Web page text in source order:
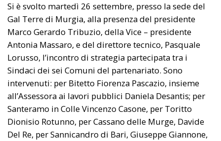
Si è svolto martedì 26 settembre, presso la sede del
Gal Terre di Murgia, alla presenza del presidente
Marco Gerardo Tribuzio, della Vice – presidente
Antonia Massaro, e del direttore tecnico, Pasquale
Lorusso, l’incontro di strategia partecipata tra i
Sindaci dei sei Comuni del partenariato. Sono
intervenuti: per Bitetto Fiorenza Pascazio, insieme
all’Assessora ai lavori pubblici Daniela Desantis; per
Santeramo in Colle Vincenzo Casone, per Toritto
Dionisio Rotunno, per Cassano delle Murge, Davide
Del Re, per Sannicandro di Bari, Giuseppe Giannone,